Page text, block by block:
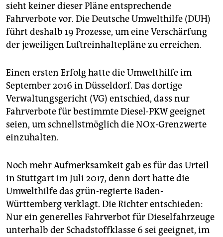
sieht keiner dieser Pläne entsprechende
Fahrverbote vor. Die Deutsche Umwelthilfe (DUH)
führt deshalb 19 Prozesse, um eine Verschärfung
der jeweiligen Luftreinhaltepläne zu erreichen.
Einen ersten Erfolg hatte die Umwelthilfe im
September 2016 in Düsseldorf. Das dortige
Verwaltungsgericht (VG) entschied, dass nur
Fahrverbote für bestimmte Diesel-PKW geeignet
seien, um schnellstmöglich die NOx-Grenzwerte
einzuhalten.
Noch mehr Aufmerksamkeit gab es für das Urteil
in Stuttgart im Juli 2017, denn dort hatte die
Umwelthilfe das grün-regierte Baden-
Württemberg verklagt. Die Richter entschieden:
Nur ein generelles Fahrverbot für Diesel­fahrzeuge
unterhalb der Schadstoffklasse 6 sei geeignet, im